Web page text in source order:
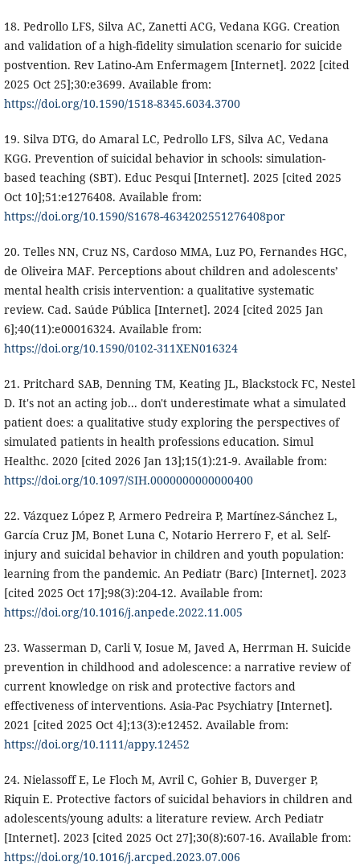
18. Pedrollo LFS, Silva AC, Zanetti ACG, Vedana KGG. Creation
and validation of a high-fidelity simulation scenario for suicide
postvention. Rev Latino-Am Enfermagem [Internet]. 2022 [cited
2025 Oct 25];30:e3699. Available from:
https://doi.org/10.1590/1518-8345.6034.3700
19. Silva DTG, do Amaral LC, Pedrollo LFS, Silva AC, Vedana
KGG. Prevention of suicidal behavior in schools: simulation-
based teaching (SBT). Educ Pesqui [Internet]. 2025 [cited 2025
Oct 10];51:e1276408. Available from:
https://doi.org/10.1590/S1678-4634202551276408por
20. Telles NN, Cruz NS, Cardoso MMA, Luz PO, Fernandes HGC,
de Oliveira MAF. Perceptions about children and adolescents’
mental health crisis intervention: a qualitative systematic
review. Cad. Saúde Pública [Internet]. 2024 [cited 2025 Jan
6];40(11):e00016324. Available from:
https://doi.org/10.1590/0102-311XEN016324
21. Pritchard SAB, Denning TM, Keating JL, Blackstock FC, Nestel
D. It's not an acting job... don't underestimate what a simulated
patient does: a qualitative study exploring the perspectives of
simulated patients in health professions education. Simul
Healthc. 2020 [cited 2026 Jan 13];15(1):21-9. Available from:
https://doi.org/10.1097/SIH.0000000000000400
22. Vázquez López P, Armero Pedreira P, Martínez-Sánchez L,
García Cruz JM, Bonet Luna C, Notario Herrero F, et al. Self-
injury and suicidal behavior in children and youth population:
learning from the pandemic. An Pediatr (Barc) [Internet]. 2023
[cited 2025 Oct 17];98(3):204-12. Available from:
https://doi.org/10.1016/j.anpede.2022.11.005
23. Wasserman D, Carli V, Iosue M, Javed A, Herrman H. Suicide
prevention in childhood and adolescence: a narrative review of
current knowledge on risk and protective factors and
effectiveness of interventions. Asia-Pac Psychiatry [Internet].
2021 [cited 2025 Oct 4];13(3):e12452. Available from:
https://doi.org/10.1111/appy.12452
24. Nielassoff E, Le Floch M, Avril C, Gohier B, Duverger P,
Riquin E. Protective factors of suicidal behaviors in children and
adolescents/young adults: a literature review. Arch Pediatr
[Internet]. 2023 [cited 2025 Oct 27];30(8):607-16. Available from:
https://doi.org/10.1016/j.arcped.2023.07.006